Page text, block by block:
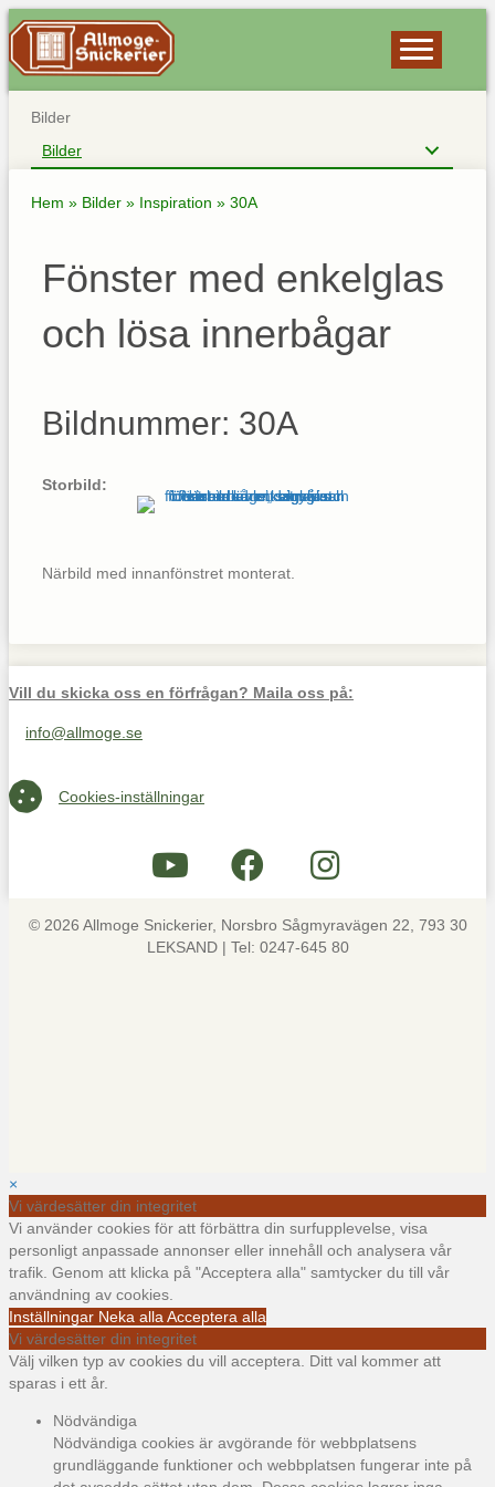
Bilder
Bilder
Hem » Bilder » Inspiration » 30A
Fönster med enkelglas
och lösa innerbågar
Bildnummer: 30A
Storbild:
Närbild med innanfönstret monterat.
Vill du skicka oss en förfrågan? Maila oss på:
Maila oss på info@allmoge.se
info@allmoge.se
Cookies-inställningar
Cookies-inställningar
© 2026 Allmoge Snickerier, Norsbro Sågmyravägen 22, 793 30
LEKSAND | Tel: 0247-645 80
×
Vi värdesätter din integritet
Vi använder cookies för att förbättra din surfupplevelse, visa
personligt anpassade annonser eller innehåll och analysera vår
trafik. Genom att klicka på "Acceptera alla" samtycker du till vår
användning av cookies.
Inställningar Neka alla Acceptera alla
Vi värdesätter din integritet
Välj vilken typ av cookies du vill acceptera. Ditt val kommer att
sparas i ett år.
Nödvändiga
Nödvändiga cookies är avgörande för webbplatsens
grundläggande funktioner och webbplatsen fungerar inte på